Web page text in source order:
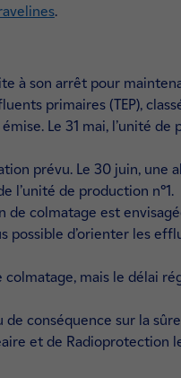
.
à son arrêt pour
primaires (TEP), classé
Le 31 mai, l’unité de
prévu. Le 30 juin, une
l’unité de production n°1.
colmatage est
possible d’orienter les
mais le délai
conséquence sur la
et de Radioprotection